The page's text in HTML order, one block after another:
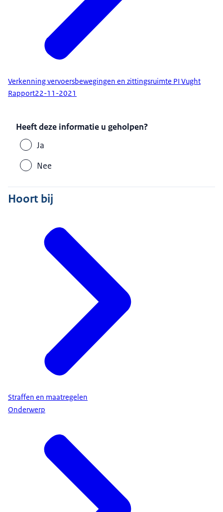
Verkenning vervoersbewegingen en zittingsruimte PI Vught
Rapport22-11-2021
Heeft deze informatie u geholpen?
Ja
Nee
Hoort bij
Straffen en maatregelen
Onderwerp